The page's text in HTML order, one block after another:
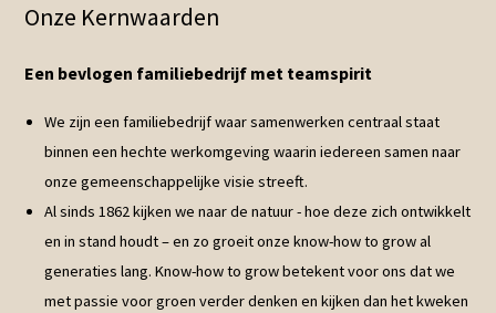
Onze Kernwaarden
Een bevlogen familiebedrijf met teamspirit
We zijn een familiebedrijf waar samenwerken centraal staat
binnen een hechte werkomgeving waarin iedereen samen naar
onze gemeenschappelijke visie streeft.
Al sinds 1862 kijken we naar de natuur - hoe deze zich ontwikkelt
en in stand houdt – en zo groeit onze know-how to grow al
generaties lang. Know-how to grow betekent voor ons dat we
met passie voor groen verder denken en kijken dan het kweken